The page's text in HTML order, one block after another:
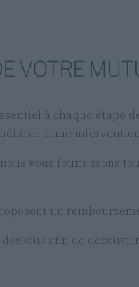
VOTRE
à chaque étape
d’une
vous fournissons
un
afin de